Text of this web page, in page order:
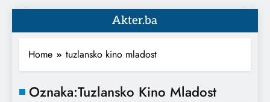
Akter.ba
Home tuzlansko kino mladost
Oznaka:Tuzlansko Kino Mladost